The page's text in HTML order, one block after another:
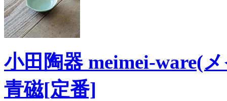
小田陶器 meimei-ware(
青磁[定番]